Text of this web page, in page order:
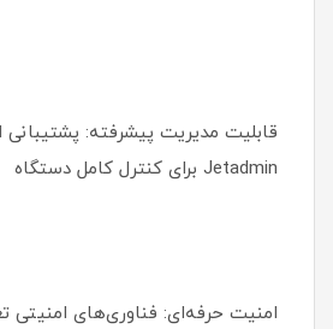
Jetadmin برای کنترل کامل دستگاه
امنیت حرفه‌ای: فناوری‌های امنیتی